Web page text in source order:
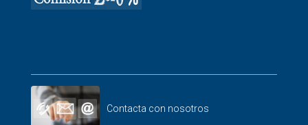
Contacta con nosotros